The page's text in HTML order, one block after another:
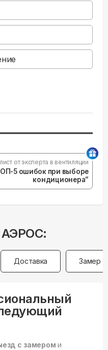
от эксперта в вентиляции
5 ошибок при выборе
кондиционера”
АЭРОС:
Доставка Замер
с замером и